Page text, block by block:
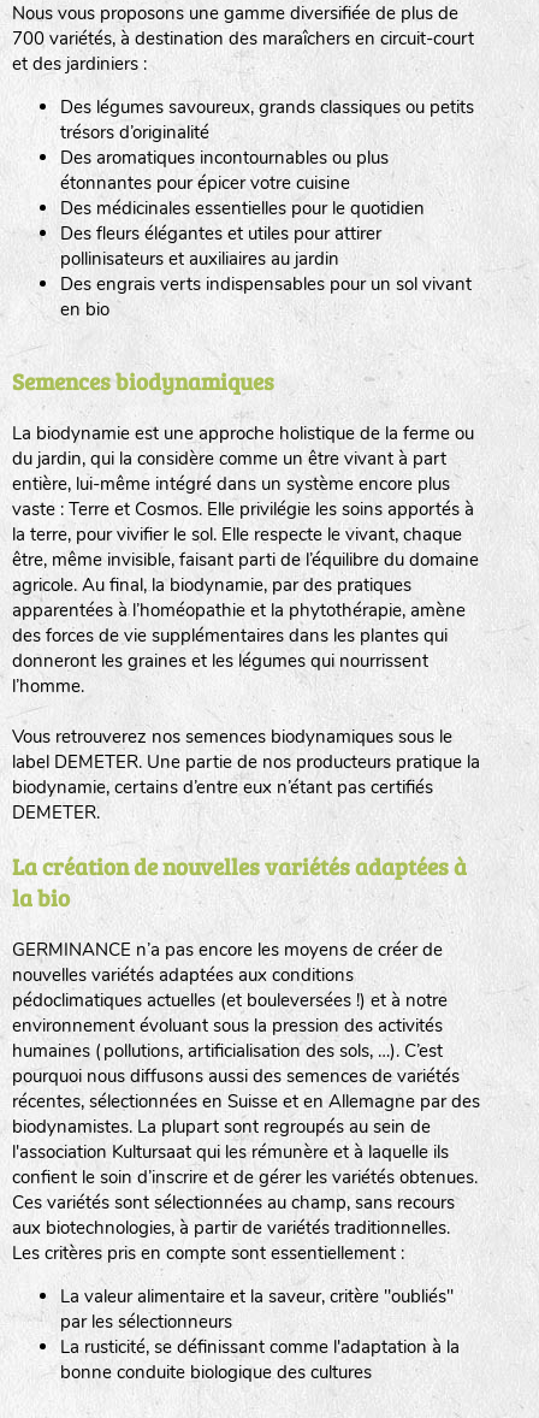
Nous vous proposons une gamme diversifiée de plus de
700 variétés, à destination des maraîchers en circuit-court
et des jardiniers :
Des légumes savoureux, grands classiques ou petits
trésors d’originalité
Des aromatiques incontournables ou plus
étonnantes pour épicer votre cuisine
Des médicinales essentielles pour le quotidien
Des fleurs élégantes et utiles pour attirer
pollinisateurs et auxiliaires au jardin
Des engrais verts indispensables pour un sol vivant
en bio
Semences biodynamiques
La biodynamie est une approche holistique de la ferme ou
du jardin, qui la considère comme un être vivant à part
entière, lui-même intégré dans un système encore plus
vaste : Terre et Cosmos. Elle privilégie les soins apportés à
la terre, pour vivifier le sol. Elle respecte le vivant, chaque
être, même invisible, faisant parti de l’équilibre du domaine
agricole. Au final, la biodynamie, par des pratiques
apparentées à l’homéopathie et la phytothérapie, amène
des forces de vie supplémentaires dans les plantes qui
donneront les graines et les légumes qui nourrissent
l’homme.
Vous retrouverez nos semences biodynamiques sous le
label DEMETER. Une partie de nos producteurs pratique la
biodynamie, certains d’entre eux n’étant pas certifiés
DEMETER.
La création de nouvelles variétés adaptées à
la bio
GERMINANCE n’a pas encore les moyens de créer de
nouvelles variétés adaptées aux conditions
pédoclimatiques actuelles (et bouleversées !) et à notre
environnement évoluant sous la pression des activités
humaines (pollutions, artificialisation des sols, …). C’est
pourquoi nous diffusons aussi des semences de variétés
récentes, sélectionnées en Suisse et en Allemagne par des
biodynamistes. La plupart sont regroupés au sein de
l'association Kultursaat qui les rémunère et à laquelle ils
confient le soin d’inscrire et de gérer les variétés obtenues.
Ces variétés sont sélectionnées au champ, sans recours
aux biotechnologies, à partir de variétés traditionnelles.
Les critères pris en compte sont essentiellement :
La valeur alimentaire et la saveur, critère "oubliés"
par les sélectionneurs
La rusticité, se définissant comme l'adaptation à la
bonne conduite biologique des cultures
BINGENHEIMER SAATGUT (BGH)
www.bingenheimersaatgut.de
DE BOLSTER (DBO)
www.bolster.nl
GRAINE DEL PAÏS (GDP)
www.grainesdelpais.com
JARDIN EN’VIE (JEV)
LA BOITE A GRAINES (LBAG)
LA RÉFÉRENCE :F BEL20BPA1A (en haut à gauche)
F : Fleurs.
Les autres catégories étant :
: Engrais vert
L: Légumes
A: Aromatiques
BEL : Code de la variété
(Ici Belle de nuit)
20 : Année de récolte(ici 2020)
BPA : Initiales du producteur ou du fournisseur de la
semence.
1 : Numéro d’ordre du lot
A : Sans calibre.
G: Gros
M: Moyen calibre
P: Petit calibre
tas de compost
fleurs
animaux domestiques
animaux sauvages
biodiversité cultivée
Légumes feuilles
Légumes racines
Plantes aromatiques